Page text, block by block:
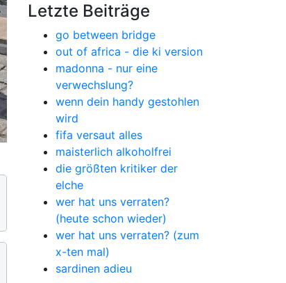
Letzte Beiträge
go between bridge
out of africa - die ki version
madonna - nur eine
verwechslung?
wenn dein handy gestohlen
wird
fifa versaut alles
maisterlich alkoholfrei
die größten kritiker der
elche
wer hat uns verraten?
(heute schon wieder)
wer hat uns verraten? (zum
x-ten mal)
sardinen adieu